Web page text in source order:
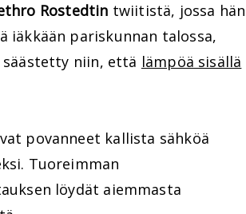
Rostedtin twiitistä, jossa hän
iäkkään pariskunnan talossa,
säästetty niin, että lämpöä sisällä
povanneet kallista sähköä
Tuoreimman
löydät aiemmasta